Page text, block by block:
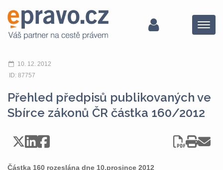
Menu
10. 12. 2012
ID: 87757
Přehled předpisů publikovaných ve
Sbírce zákonů ČR částka 160/2012
Částka 160 rozeslána dne 10.prosince 2012